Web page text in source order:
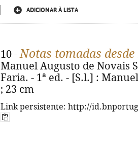
ADICIONAR À LISTA
10 -Notas tomadas
Manuel Augusto de Novais
Faria. - 1ª ed. - [S.l.] :
; 23 cm
Link persistente: http://